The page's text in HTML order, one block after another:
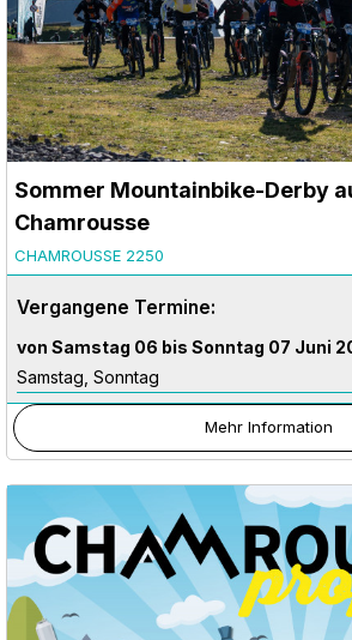
Sommer Mountainbike-Derby
Chamrousse
CHAMROUSSE 2250
Vergangene Termine:
von Samstag 06 bis Sonntag 07 Juni
Samstag, Sonntag
Mehr Information